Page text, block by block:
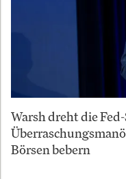
Warsh dreht die
Börsen bebern